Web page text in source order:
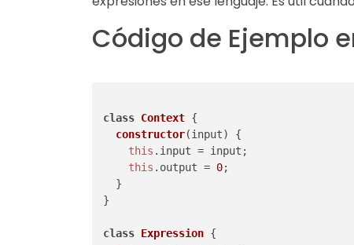
Código de Ejemplo
class Context {
constructor(input) {
this . input = input;
this . output = 0;
  }
}
class Expression {